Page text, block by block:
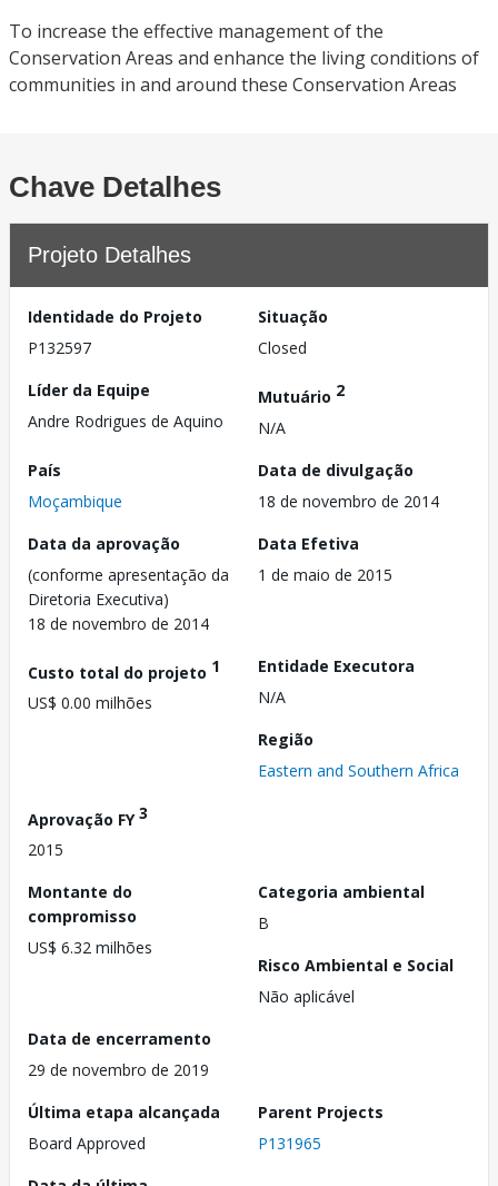
To increase the effective management of the
Conservation Areas and enhance the living conditions of
communities in and around these Conservation Areas
Chave Detalhes
Projeto Detalhes
Identidade do Projeto
P132597
Situação
Closed
Líder da Equipe
Andre Rodrigues de Aquino
Mutuário 2
N/A
País
Moçambique
Data de divulgação
18 de novembro de 2014
Data da aprovação
(conforme apresentação da
Diretoria Executiva)
18 de novembro de 2014
Data Efetiva
1 de maio de 2015
Custo total do projeto 1
US$ 0.00 milhões
Entidade Executora
N/A
Região
Eastern and Southern Africa
Aprovação FY3
2015
Montante do
compromisso
US$ 6.32 milhões
Categoria ambiental
B
Risco Ambiental e Social
Não aplicável
Data de encerramento
29 de novembro de 2019
Última etapa alcançada
Board Approved
Parent Projects
P131965